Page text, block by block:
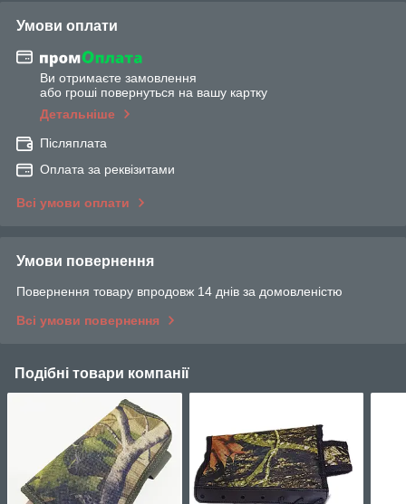
Умови оплати
Ви отримаєте замовлення
або гроші повернуться на вашу картку
Детальніше
Післяплата
Оплата за реквізитами
Всі умови оплати
Умови повернення
Повернення товару впродовж 14 днів за домовленістю
Всі умови повернення
Подібні товари компанії